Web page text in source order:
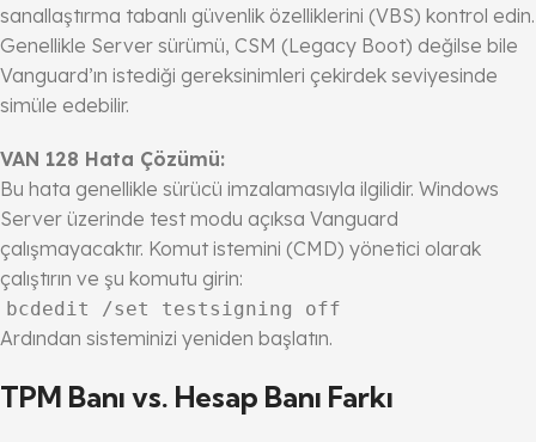
sanallaştırma tabanlı güvenlik özelliklerini (VBS) kontrol edin.
Genellikle Server sürümü, CSM (Legacy Boot) değilse bile
Vanguard’ın istediği gereksinimleri çekirdek seviyesinde
simüle edebilir.
VAN 128 Hata Çözümü:
Bu hata genellikle sürücü imzalamasıyla ilgilidir. Windows
Server üzerinde test modu açıksa Vanguard
çalışmayacaktır. Komut istemini (CMD) yönetici olarak
çalıştırın ve şu komutu girin:
bcdedit /set testsigning off
Ardından sisteminizi yeniden başlatın.
TPM Banı vs. Hesap Banı Farkı